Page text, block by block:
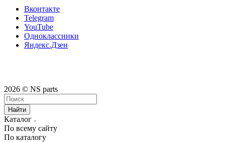
Вконтакте
Telegram
YouTube
Одноклассники
Яндекс.Дзен
2026 © NS parts
Найти
Каталог
По всему сайту
По каталогу